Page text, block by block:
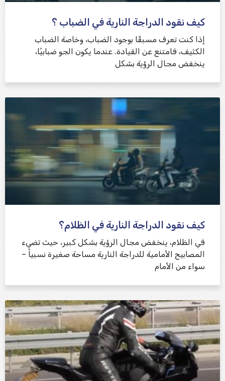
كيف نقود الدراجة النارية في الضباب ؟
إذا كنت تعرف مسبقًا بوجود الضباب، وخاصة الضباب
الكثيف، فامتنع عن القيادة. عندما يكون الجو ضبابيًا،
ينخفض ​​مجال الرؤية بشكل
كيف نقود الدراجة النارية في الظلام؟
في الظلام، ينخفض ​​مجال الرؤية بشكل كبير، حيث تضيء
المصابيح الأمامية للدراجة النارية مساحة صغيرة نسبياً –
سواء من الأمام